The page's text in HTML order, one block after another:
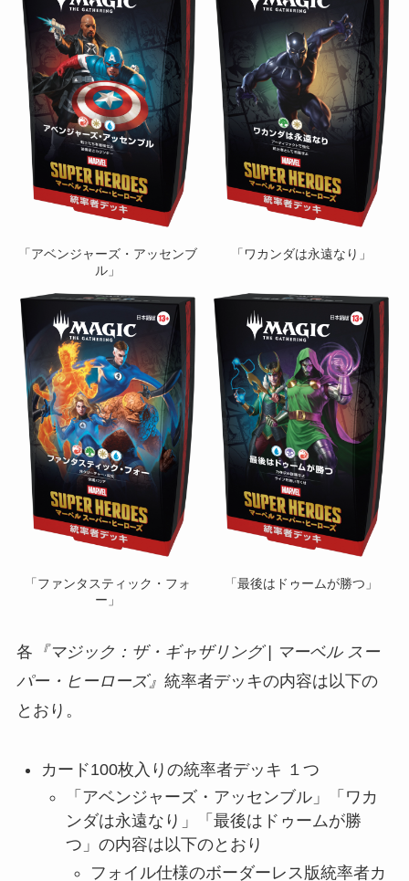
「アベンジャーズ・アッセンブ
ル」
「ワカンダは永遠なり」
「ファンタスティック・フォ
ー」
「最後はドゥームが勝つ」
各 『マジック：ザ・ギャザリング | マーベル スー
パー・ヒーローズ』 統率者デッキの内容は以下の
とおり。
カード100枚入りの統率者デッキ １つ
「アベンジャーズ・アッセンブル」「ワカ
ンダは永遠なり」「最後はドゥームが勝
つ」の内容は以下のとおり
フォイル仕様のボーダーレス版統率者カ